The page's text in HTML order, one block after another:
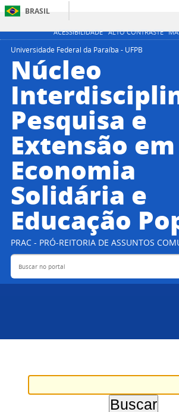
ACESSIBILIDADE ALTO CONTRASTE
BRASIL
Acesso
Universidade Federal da Paraíba - UFPB
Núcleo
Pesquisa e
Extensão em
Economia
Solidária e
Educação
PRAC - PRÓ-REITORIA DE ASSUNTOS
Buscar no portal